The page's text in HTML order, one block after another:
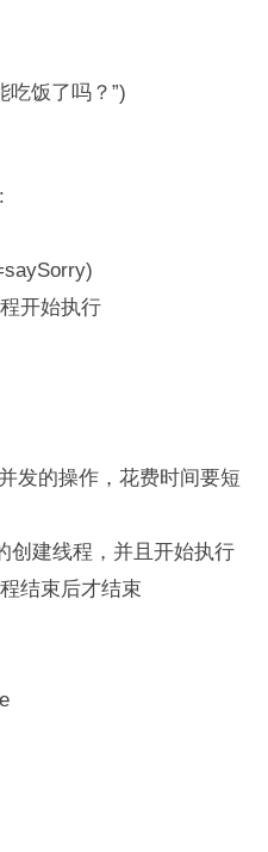
吃饭了吗？”)
开始执行
发的操作，花费时间要短
创建线程，并且开始执行
结束后才结束